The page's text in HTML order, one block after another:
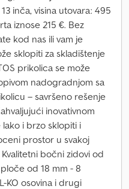
inča, visina utovara: 495
iznose 215 €. Bez
kod nas ili vam je
sklopiti za skladištenje
prikolica se može
nadogradnjom sa
– savršeno rešenje
inovativnom
i brzo sklopiti i
prostor u svakoj
bočni zidovi od
od 18 mm - 8
KO osovina i drugi